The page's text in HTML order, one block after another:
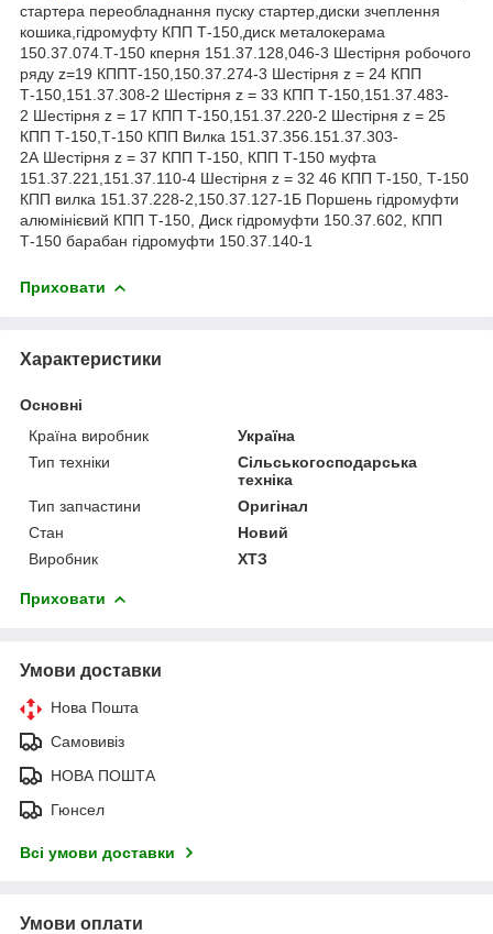
стартера переобладнання пуску стартер,диски зчеплення
кошика,гідромуфту КПП Т-150,диск металокерама
150.37.074.Т-150 кперня 151.37.128,046-3 Шестірня робочого
ряду z=19 КППТ-150,150.37.274-3 Шестірня z = 24 КПП
Т-150,151.37.308-2 Шестірня z = 33 КПП Т-150,151.37.483-
2 Шестірня z = 17 КПП Т-150,151.37.220-2 Шестірня z = 25
КПП Т-150,Т-150 КПП Вилка 151.37.356.151.37.303-
2А Шестірня z = 37 КПП Т-150, КПП Т-150 муфта
151.37.221,151.37.110-4 Шестірня z = 32 46 КПП Т-150, Т-150
КПП вилка 151.37.228-2,150.37.127-1Б Поршень гідромуфти
алюмінієвий КПП Т-150, Диск гідромуфти 150.37.602, КПП
Т-150 барабан гідромуфти 150.37.140-1
Приховати
Характеристики
Основні
Країна виробник
Україна
Тип техніки
Сільськогосподарська
техніка
Тип запчастини
Оригінал
Стан
Новий
Виробник
ХТЗ
Приховати
Умови доставки
Нова Пошта
Самовивіз
НОВА ПОШТА
Гюнсел
Всі умови доставки
Умови оплати